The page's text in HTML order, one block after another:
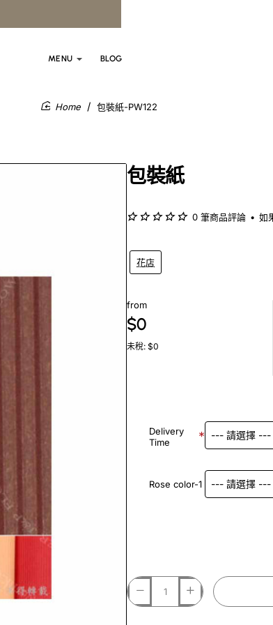
MENU BLOG
包裝紙-PW122
包裝紙
花店
0 筆商品評論 • 如
from
$0
未稅: $0
Delivery
Time
Rose color-1